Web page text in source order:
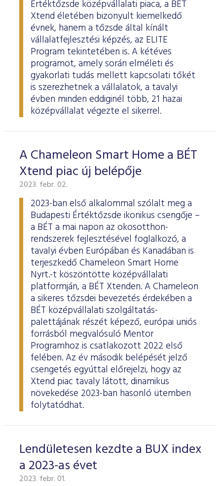
Értéktőzsde középvállalati piaca, a BÉT
Xtend életében bizonyult kiemelkedő
évnek, hanem a tőzsde által kínált
vállalatfejlesztési képzés, az ELITE
Program tekintetében is. A kétéves
programot, amely során elméleti és
gyakorlati tudás mellett kapcsolati tőkét
is szerezhetnek a vállalatok, a tavalyi
évben minden eddiginél több, 21 hazai
középvállalat végezte el sikerrel.
A Chameleon Smart Home a BÉT
Xtend piac új belépője
2023. febr. 02.
2023-ban első alkalommal szólalt meg a
Budapesti Értéktőzsde ikonikus csengője –
a BÉT a mai napon az okosotthon-
rendszerek fejlesztésével foglalkozó, a
tavalyi évben Európában és Kanadában is
terjeszkedő Chameleon Smart Home
Nyrt.-t köszöntötte középvállalati
platformján, a BÉT Xtenden. A Chameleon
a sikeres tőzsdei bevezetés érdekében a
BÉT középvállalati szolgáltatás-
palettájának részét képező, európai uniós
forrásból megvalósuló Mentor
Programhoz is csatlakozott 2022 első
felében. Az év második belépését jelző
csengetés egyúttal előrejelzi, hogy az
Xtend piac tavaly látott, dinamikus
növekedése 2023-ban hasonló ütemben
folytatódhat.
Lendületesen kezdte a BUX index
a 2023-as évet
2023. febr. 01.